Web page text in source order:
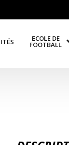
ECOLE DE
FOOTBALL